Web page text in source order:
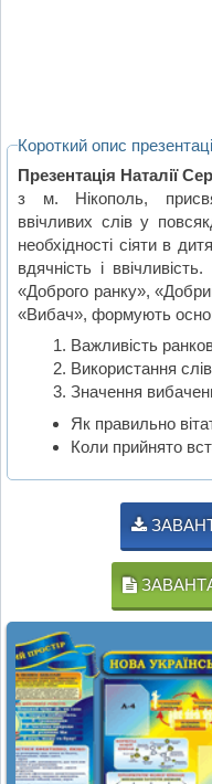
Короткий опис
Презентація Наталії
з м. Нікополь,
ввічливих слів у
необхідності сіяти в
вдячність і
«Доброго ранку»,
«Вибач», формують
Важливість
Використання
Значення
Як правильно
Коли прийнято